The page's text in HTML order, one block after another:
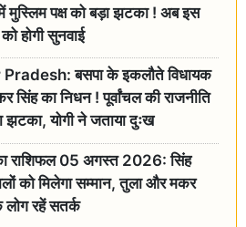
में मुस्लिम पक्ष को बड़ा झटका ! अब इस
होगी सुनवाई
बसपा के इकलौते विधायक
सिंह का निधन ! पूर्वांचल की राजनीति
झटका, योगी ने जताया दुःख
राशिफल 05 अगस्त 2026: सिंह
को मिलेगा सम्मान, तुला और मकर
लोग रहें सतर्क